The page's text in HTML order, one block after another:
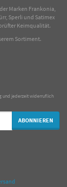
Marken Frankonia,
Sperli und Satimex
Keimqualität.
Sortiment.
und jederzeit widerruflich
ABONNIEREN